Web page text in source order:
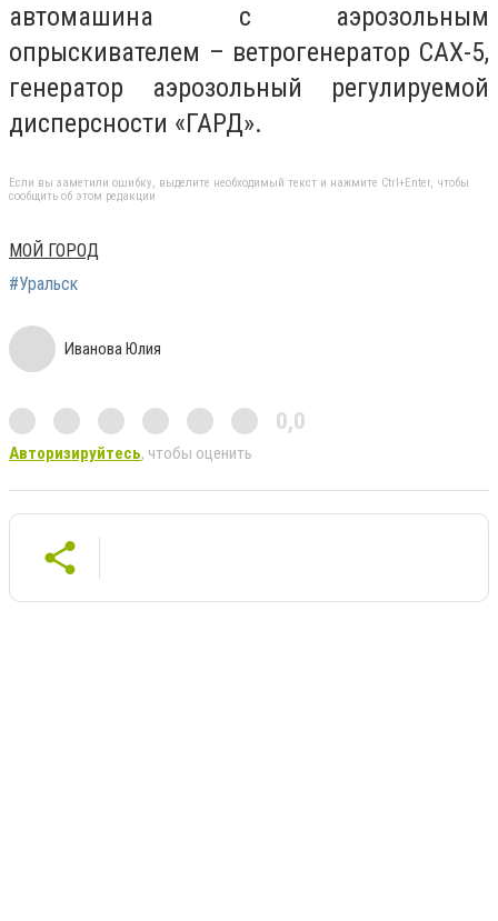
автомашина с аэрозольным
опрыскивателем – ветрогенератор САХ-5,
генератор аэрозольный регулируемой
дисперсности «ГАРД».
Если вы заметили ошибку, выделите необходимый текст и нажмите Ctrl+Enter, чтобы
сообщить об этом редакции
МОЙ ГОРОД
#Уральск
Иванова Юлия
0,0
Авторизируйтесь, чтобы оценить